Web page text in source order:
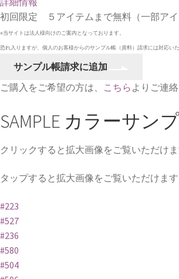
初回限定 ５アイテムまで無料（一部アイ
※当サイトは法人様向けのご案内となっております。
恐れ入りますが、個人のお客様からのサンプル帳（資料）請求には対応いた
ロ
ラ
テ
プ
サンプル帳請求に追加
ご購入をご希望の方は、 こちら よりご連絡
SAMPLE カラーサン
クリックすると拡大画像をご覧いただけま
タップすると拡大画像をご覧いただけます
#223
#527
#236
#580
#504